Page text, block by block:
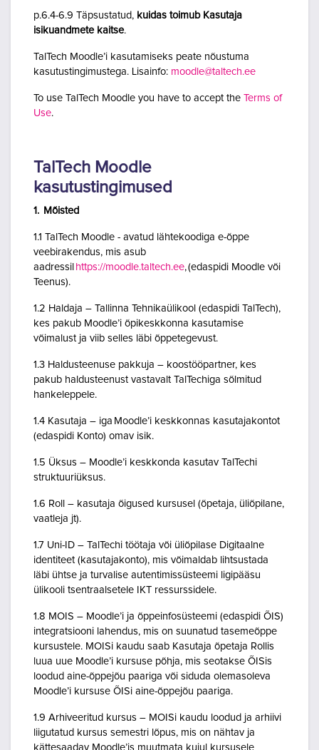
p.6.4-6.9 Täpsustatud, kuidas toimub Kasutaja
isikuandmete kaitse.
TalTech Moodle’i kasutamiseks peate nõustuma
kasutustingimustega. Lisainfo: moodle@taltech.ee
To use TalTech Moodle you have to accept the Terms of
Use.
TalTech Moodle
kasutustingimused
1. Mõisted
1.1 TalTech Moodle - avatud lähtekoodiga e-õppe
veebirakendus, mis asub
aadressil https://moodle.taltech.ee, (edaspidi Moodle või
Teenus).
1.2 Haldaja – Tallinna Tehnikaülikool (edaspidi TalTech),
kes pakub Moodle’i õpikeskkonna kasutamise
võimalust ja viib selles läbi õppetegevust.
1.3 Haldusteenuse pakkuja – koostööpartner, kes
pakub haldusteenust vastavalt TalTechiga sõlmitud
hankeleppele.
1.4 Kasutaja – iga Moodle’i keskkonnas kasutajakontot
(edaspidi Konto) omav isik.
1.5 Üksus – Moodle’i keskkonda kasutav TalTechi
struktuuriüksus.
1.6 Roll – kasutaja õigused kursusel (õpetaja, üliõpilane,
vaatleja jt).
1.7 Uni-ID – TalTechi töötaja või üliõpilase Digitaalne
identiteet (kasutajakonto), mis võimaldab lihtsustada
läbi ühtse ja turvalise autentimissüsteemi ligipääsu
ülikooli tsentraalsetele IKT ressurssidele.
1.8 MOIS – Moodle’i ja õppeinfosüsteemi (edaspidi ÕIS)
integratsiooni lahendus, mis on suunatud tasemeõppe
kursustele. MOISi kaudu saab Kasutaja õpetaja Rollis
luua uue Moodle’i kursuse põhja, mis seotakse ÕISis
loodud aine-õppejõu paariga või siduda olemasoleva
Moodle’i kursuse ÕISi aine-õppejõu paariga.
1.9 Arhiveeritud kursus – MOISi kaudu loodud ja arhiivi
liigutatud kursus semestri lõpus, mis on nähtav ja
kättesaadav Moodle’is muutmata kujul kursusele